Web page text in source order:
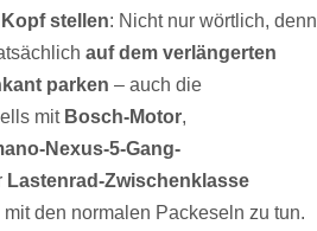
stellen: Nicht nur wörtlich, denn
auf dem verlängerten
parken – auch die
mit Bosch-Motor
Nexus-5-Gang-
Lastenrad-Zwischenklasse
den normalen Packeseln zu tun.